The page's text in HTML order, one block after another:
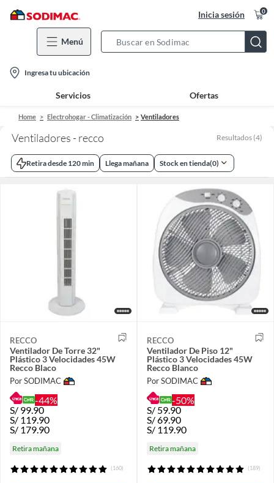
Inicia sesión 0
Menú
Bar
location-
icon
Ingresa tu ubicación
Servicios Ofertas
Home Electrohogar - Climatización Ventiladores
Ventiladores - recco Resultados (4)
Retira desde 120 min Llega mañana Stock en tienda(0)
RECCO
Ventilador De Torre 32"
Plástico 3 Velocidades 45W
Recco Blaco
Por SODIMAC
-44%
S/ 99.90
S/ 119.90
S/ 179.90
Retira mañana
(160)
RECCO
Ventilador De Piso 12"
Plástico 3 Velocidades 45W
Recco Blanco
Por SODIMAC
-50%
S/ 59.90
S/69.90
S/ 119.90
Retira mañana
(189)